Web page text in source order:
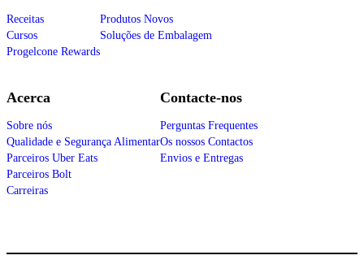
Receitas
Cursos
Progelcone Rewards
Produtos Novos
Soluções de Embalagem
Acerca
Sobre nós
Qualidade e Segurança Alimentar
Parceiros Uber Eats
Parceiros Bolt
Carreiras
Contacte-nos
Perguntas Frequentes
Os nossos Contactos
Envios e Entregas